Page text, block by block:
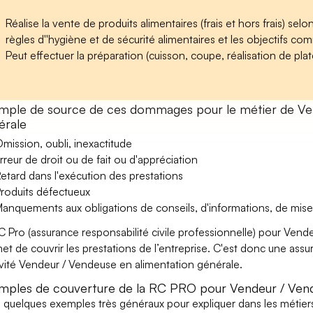
Réalise la vente de produits alimentaires (frais et hors frais)
règles d''hygiène et de sécurité alimentaires et les objectifs
Peut effectuer la préparation (cuisson, coupe, réalisation de
de source de ces dommages pour le métier de
oubli, inexactitude
de droit ou de fait ou d'appréciation
dans l'exécution des prestations
défectueux
aux obligations de conseils, d'informations, de
Pro (assurance responsabilité civile professionnelle) pour
de couvrir les prestations de l’entreprise. C'est donc une
Vendeur / Vendeuse en alimentation générale.
de couverture de la RC PRO pour Vendeur /
quelques exemples très généraux pour expliquer dans les